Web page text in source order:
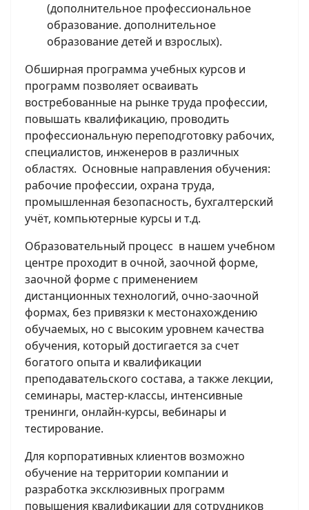
(дополнительное профессиональное
образование. дополнительное
образование детей и взрослых).
Обширная программа учебных курсов и
программ позволяет осваивать
востребованные на рынке труда профессии,
повышать квалификацию, проводить
профессиональную переподготовку рабочих,
специалистов, инженеров в различных
областях. Основные направления обучения:
рабочие профессии, охрана труда,
промышленная безопасность, бухгалтерский
учёт, компьютерные курсы и т.д.
Образовательный процесс в нашем учебном
центре проходит в очной, заочной форме,
заочной форме с применением
дистанционных технологий, очно-заочной
формах, без привязки к местонахождению
обучаемых, но с высоким уровнем качества
обучения, который достигается за счет
богатого опыта и квалификации
преподавательского состава, а также лекции,
семинары, мастер-классы, интенсивные
тренинги, онлайн-курсы, вебинары и
тестирование.
Для корпоративных клиентов возможно
обучение на территории компании и
разработка эксклюзивных программ
повышения квалификации для сотрудников